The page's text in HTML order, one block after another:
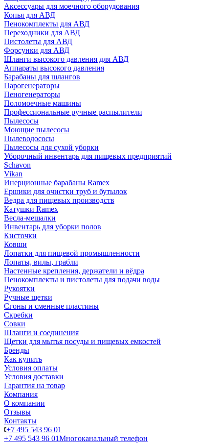
Аксессуары для моечного оборудования
Копья для АВД
Пенокомплекты для АВД
Переходники для АВД
Пистолеты для АВД
Форсунки для АВД
Шланги высокого давления для АВД
Аппараты высокого давления
Барабаны для шлангов
Парогенераторы
Пеногенераторы
Поломоечные машины
Профессиональные ручные распылители
Пылесосы
Моющие пылесосы
Пылеводососы
Пылесосы для сухой уборки
Уборочный инвентарь для пищевых предприятий
Schavon
Vikan
Инерционные барабаны Ramex
Ершики для очистки труб и бутылок
Ведра для пищевых производств
Катушки Ramex
Весла-мешалки
Инвентарь для уборки полов
Кисточки
Ковши
Лопатки для пищевой промышленности
Лопаты, вилы, грабли
Настенные крепления, держатели и вёдра
Пенокомплекты и пистолеты для подачи воды
Рукоятки
Ручные щетки
Сгоны и сменные пластины
Скребки
Совки
Шланги и соединения
Щетки для мытья посуды и пищевых емкостей
Бренды
Как купить
Условия оплаты
Условия доставки
Гарантия на товар
Компания
О компании
Отзывы
Контакты
+7 495 543 96 01
+7 495 543 96 01Многоканальный телефон